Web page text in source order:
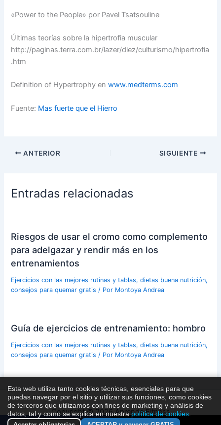
«Power to the People» por Pavel Tsatsouline
Últimas teorías sobre la hipertrofia muscular
http://paginas.terra.com.br/lazer/diez/culturismo/hipertrofia
.htm
Definition of Hypertrophy enwww.medterms.com
Fuente: Mas fuerte que el Hierro
ANTERIOR SIGUIENTE
Entradas relacionadas
Riesgos de usar el cromo como complemento
para adelgazar y rendir más en los
entrenamientos
Ejercicios con las mejores rutinas y tablas, dietas buena nutrición,
consejos para quemar gratis / Por Montoya Andrea
Guía de ejercicios de entrenamiento: hombro
Ejercicios con las mejores rutinas y tablas, dietas buena nutrición,
consejos para quemar gratis / Por Montoya Andrea
Copyright © 2026 Aprende Fitness
Esta web utiliza tanto cookies técnicas, esenciales para que
puedas navegar por el sitio y utilizar sus funciones, como cookies
de terceros que utilizamos con fines de marketing y análisis de
datos, tal y como se explica en nuestrapolítica de cookies.